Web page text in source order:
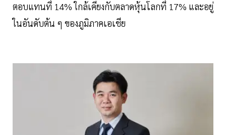
ตอบแทนที่ 14% ใกล้เคียงกับตลาดหุ้นโลกที่ 17% และอยู่
ในอันดับต้น ๆ ของภูมิภาคเอเชีย